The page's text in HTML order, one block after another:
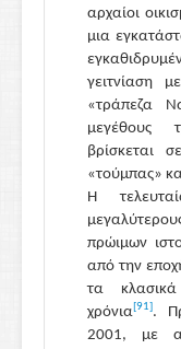
αρχαίοι
μια
γειτνίαση
«τράπεζα
μεγέθους
βρίσκεται
«τούμπας»
Η
πρώιμων
από την
τα
χρόνια [91] .
2001, με